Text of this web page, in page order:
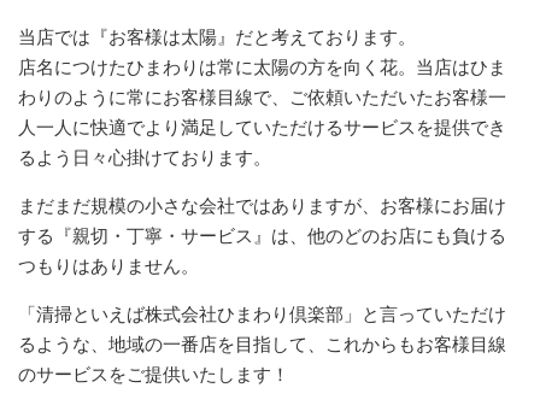
当店では『お客様は太陽』だと考えております。
店名につけたひまわりは常に太陽の方を向く花。当店はひま
わりのように常にお客様目線で、ご依頼いただいたお客様一
人一人に快適でより満足していただけるサービスを提供でき
るよう日々心掛けております。
まだまだ規模の小さな会社ではありますが、お客様にお届け
する『親切・丁寧・サービス』は、他のどのお店にも負ける
つもりはありません。
「清掃といえば株式会社ひまわり倶楽部」と言っていただけ
るような、地域の一番店を目指して、これからもお客様目線
のサービスをご提供いたします！